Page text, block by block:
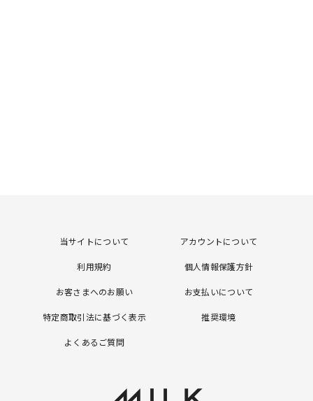
当サイトについて アカウントについて
利用規約 個人情報保護方針
お客さまへのお願い お支払いについて
特定商取引法に基づく表示 推奨環境
よくあるご質問